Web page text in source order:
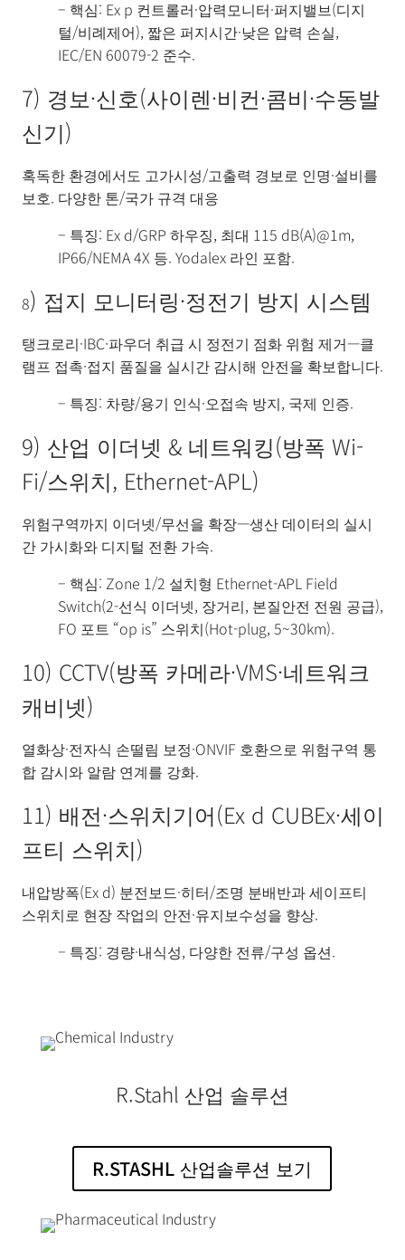
– 핵심: Ex p 컨트롤러·압력모니터·퍼지밸브(디지
털/비례제어), 짧은 퍼지시간·낮은 압력 손실,
IEC/EN 60079-2 준수.
7) 경보·신호(사이렌·비컨·콤비·수동발
신기)
혹독한 환경에서도 고가시성/고출력 경보로 인명·설비를
보호. 다양한 톤/국가 규격 대응
– 특징: Ex d/GRP 하우징, 최대 115 dB(A)@1m,
IP66/NEMA 4X 등. Yodalex 라인 포함.
8) 접지 모니터링·정전기 방지 시스템
탱크로리·IBC·파우더 취급 시 정전기 점화 위험 제거—클
램프 접촉·접지 품질을 실시간 감시해 안전을 확보합니다.
– 특징: 차량/용기 인식·오접속 방지, 국제 인증.
9) 산업 이더넷 & 네트워킹(방폭 Wi-
Fi/스위치, Ethernet-APL)
위험구역까지 이더넷/무선을 확장—생산 데이터의 실시
간 가시화와 디지털 전환 가속.
– 핵심: Zone 1/2 설치형 Ethernet-APL Field
Switch(2-선식 이더넷, 장거리, 본질안전 전원 공급),
FO 포트 “op is” 스위치(Hot-plug, 5~30km).
10) CCTV(방폭 카메라·VMS·네트워크
캐비넷)
열화상·전자식 손떨림 보정·ONVIF 호환으로 위험구역 통
합 감시와 알람 연계를 강화.
11) 배전·스위치기어(Ex d CUBEx·세이
프티 스위치)
내압방폭(Ex d) 분전보드·히터/조명 분배반과 세이프티
스위치로 현장 작업의 안전·유지보수성을 향상.
– 특징: 경량·내식성, 다양한 전류/구성 옵션.
R.Stahl 산업 솔루션
R.STASHL 산업솔루션 보기